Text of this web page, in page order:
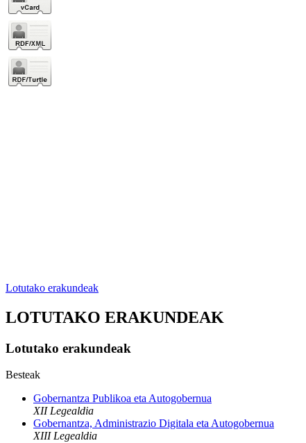
Lotutako erakundeak
LOTUTAKO ERAKUNDEAK
Lotutako erakundeak
Besteak
Gobernantza Publikoa eta Autogobernua
XII Legealdia
Gobernantza, Administrazio Digitala eta Autogobernua
XIII Legealdia